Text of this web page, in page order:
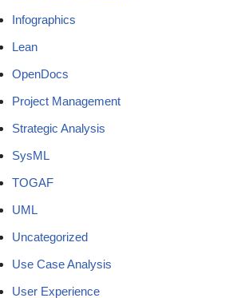
Infographics
Lean
OpenDocs
Project Management
Strategic Analysis
SysML
TOGAF
UML
Uncategorized
Use Case Analysis
User Experience